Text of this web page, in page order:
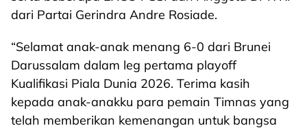
dari Partai Gerindra Andre Rosiade.
“Selamat anak-anak menang 6-0 dari Brunei
Darussalam dalam leg pertama playoff
Kualifikasi Piala Dunia 2026. Terima kasih
kepada anak-anakku para pemain Timnas yang
telah memberikan kemenangan untuk bangsa